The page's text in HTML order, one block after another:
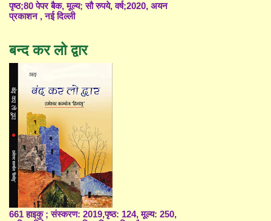
पृष्ठ;80 पेपर बैक, मूल्य; सौ रुपये, वर्ष;2020, अयन
प्रकाशन , नई दिल्ली
बन्द कर लो द्वार
661 हाइकु ; संस्करण: 2019,पृष्ठ: 124, मूल्य: 250,